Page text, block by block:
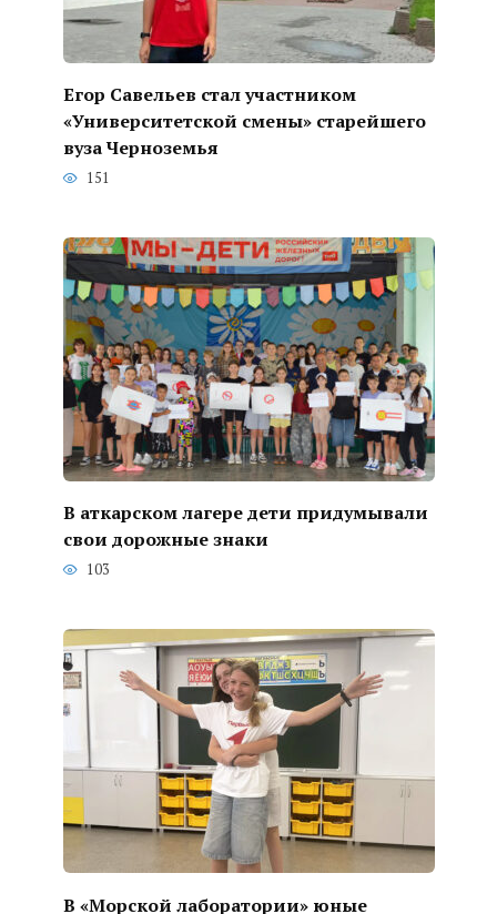
Егор Савельев стал участником
«Университетской смены» старейшего
вуза Черноземья
151
В аткарском лагере дети придумывали
свои дорожные знаки
103
В «Морской лаборатории» юные